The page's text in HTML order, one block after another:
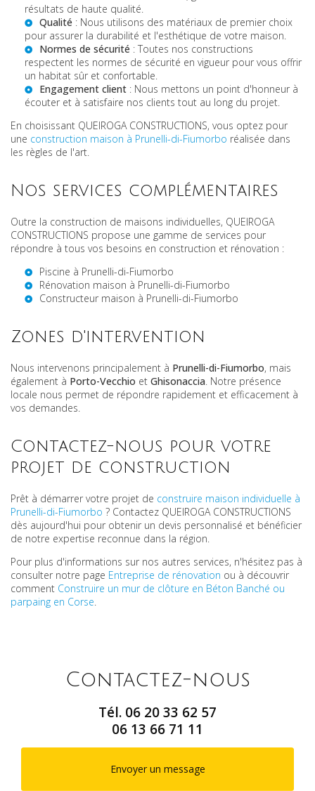
résultats de haute qualité.
Qualité : Nous utilisons des matériaux de premier choix
pour assurer la durabilité et l'esthétique de votre maison.
Normes de sécurité : Toutes nos constructions
respectent les normes de sécurité en vigueur pour vous offrir
un habitat sûr et confortable.
Engagement client : Nous mettons un point d'honneur à
écouter et à satisfaire nos clients tout au long du projet.
En choisissant QUEIROGA CONSTRUCTIONS, vous optez pour
une construction maison à Prunelli-di-Fiumorbo réalisée dans
les règles de l'art.
Nos services complémentaires
Outre la construction de maisons individuelles, QUEIROGA
CONSTRUCTIONS propose une gamme de services pour
répondre à tous vos besoins en construction et rénovation :
Piscine à Prunelli-di-Fiumorbo
Rénovation maison à Prunelli-di-Fiumorbo
Constructeur maison à Prunelli-di-Fiumorbo
Zones d'intervention
Nous intervenons principalement à Prunelli-di-Fiumorbo, mais
également à Porto-Vecchio et Ghisonaccia . Notre présence
locale nous permet de répondre rapidement et efficacement à
vos demandes.
Contactez-nous pour votre
projet de construction
Prêt à démarrer votre projet de construire maison individuelle à
Prunelli-di-Fiumorbo ? Contactez QUEIROGA CONSTRUCTIONS
dès aujourd'hui pour obtenir un devis personnalisé et bénéficier
de notre expertise reconnue dans la région.
Pour plus d'informations sur nos autres services, n'hésitez pas à
consulter notre page Entreprise de rénovation ou à découvrir
comment Construire un mur de clôture en Béton Banché ou
parpaing en Corse
Contactez-nous
Tél. 06 20 33 62 57
06 13 66 71 11
Envoyer un message